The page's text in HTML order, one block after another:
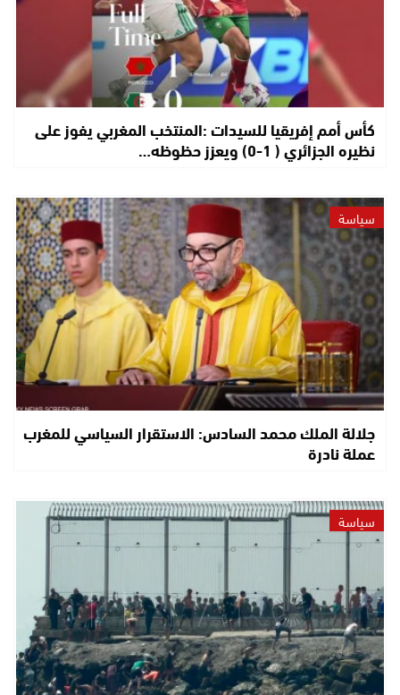
كأس أمم إفريقيا للسيدات :المنتخب المغربي يفوز على
نظيره الجزائري ( 1-0) ويعزز حظوظه…
سياسة
جلالة الملك محمد السادس: الاستقرار السياسي للمغرب
عملة نادرة
سياسة